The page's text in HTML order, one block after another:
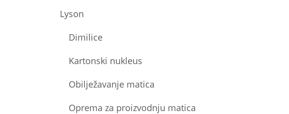
Lyson
Dimilice
Kartonski nukleus
Obilježavanje matica
Oprema za proizvodnju matica